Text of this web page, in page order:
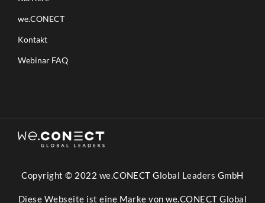
we.CONECT
Kontakt
Webinar FAQ
Copyright © 2022 we.CONECT Global Leaders GmbH
Diese Webseite ist eine Marke von we.CONECT Global